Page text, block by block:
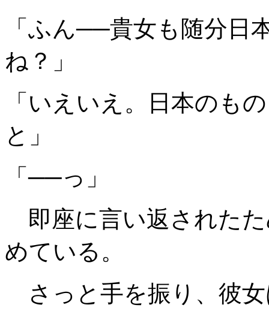
「ふん──貴女も随分日
ね？」
「いえいえ。日本のも
と」
「──っ」
即座に言い返された
めている。
さっと手を振り、彼